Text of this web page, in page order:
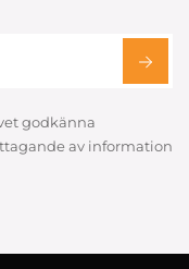
godkänna
av information